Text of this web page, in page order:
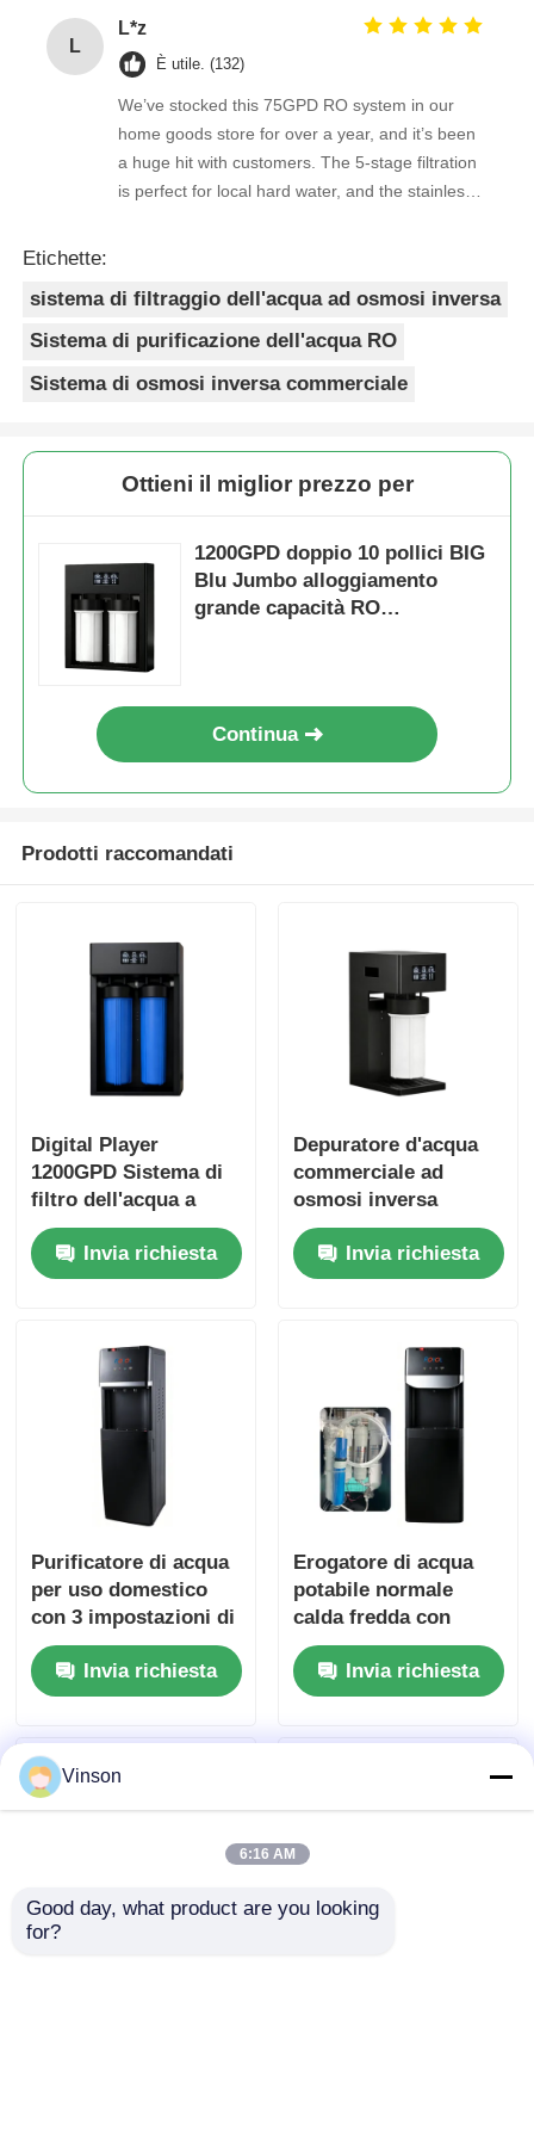
Contenitore a pressione di FRP
Serbatoio salamoia addolcitore
Elettrovalvola
Staffa RO
consistent. As a repeat buyer, we couldn’t be
happier with both the product and the service.
L
L*z
È utile. (132)
We’ve stocked this 75GPD RO system in our
home goods store for over a year, and it’s been
a huge hit with customers. The 5-stage filtration
is perfect for local hard water, and the stainless
complaints from customers, and very few
returns. Great product to carry!
Etichette:
sistema di filtraggio dell'acqua ad osmosi inversa
Sistema di purificazione dell'acqua RO
Sistema di osmosi inversa commerciale
Ottieni il miglior prezzo per
1200GPD doppio 10 pollici BIG
Blu Jumbo alloggiamento
grande capacità RO
Continua
Prodotti raccomandati
Digital Player
1200GPD Sistema di
filtro dell'acqua a
osmosi inversa
Purificatore d'acqua
per bevande
Invia richiesta
Depuratore d'acqua
commerciale ad
osmosi inversa
800GPD Sistemi RO
con filtro composito
blu grande da 10
Invia richiesta
Purificatore di acqua
per uso domestico
con 3 impostazioni di
temperatura
Invia richiesta
Erogatore di acqua
potabile normale
calda fredda con
sistemi RO a 5 stadi
Invia richiesta
Vinson
6:16 AM
Good day, what product are you looking
for?